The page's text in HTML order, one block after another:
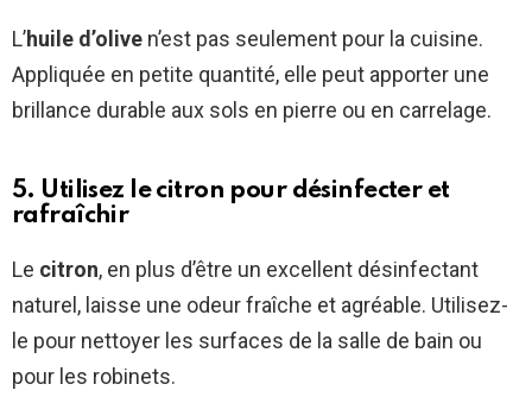
L’huile d’olive n’est pas seulement pour la cuisine.
Appliquée en petite quantité, elle peut apporter une
brillance durable aux sols en pierre ou en carrelage.
5. Utilisez le citron pour désinfecter et
rafraîchir
Le citron, en plus d’être un excellent désinfectant
naturel, laisse une odeur fraîche et agréable. Utilisez-
le pour nettoyer les surfaces de la salle de bain ou
pour les robinets.